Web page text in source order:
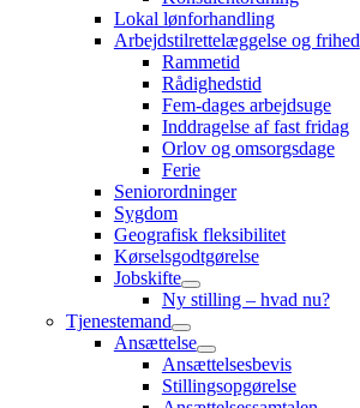
Lokal lønforhandling
Arbejdstilrettelæggelse og frihed
Rammetid
Rådighedstid
Fem-dages arbejdsuge
Inddragelse af fast fridag
Orlov og omsorgsdage
Ferie
Seniorordninger
Sygdom
Geografisk fleksibilitet
Kørselsgodtgørelse
Jobskifte
Ny stilling – hvad nu?
Tjenestemand
Ansættelse
Ansættelsesbevis
Stillingsopgørelse